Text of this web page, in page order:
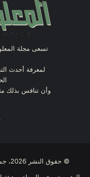
تسعى مجلة
لمعرفة أحدث
وأن تنافس بذلك
© حقوق النشر 2026، جميع الحقوق محفوظة | مجلة المعلوماتية